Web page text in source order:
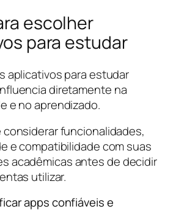
escolher
para estudar
aplicativos para estudar
diretamente na
e no aprendizado.
considerar funcionalidades,
e compatibilidade com suas
acadêmicas antes de decidir
utilizar.
apps confiáveis e